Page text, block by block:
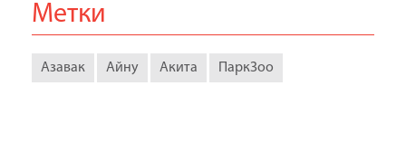
Метки
Азавак Айну Акита ПаркЗоо